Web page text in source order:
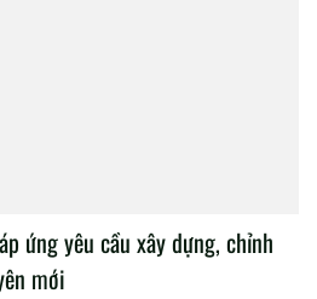
ứng yêu cầu xây dựng, chỉnh
mới